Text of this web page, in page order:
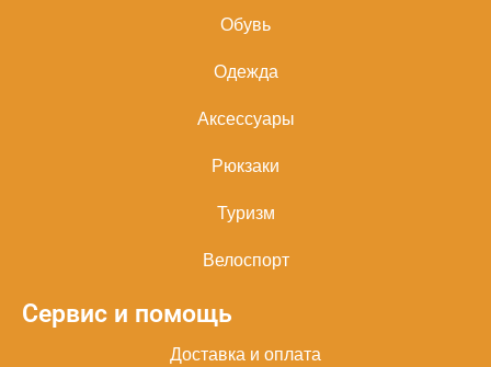
Обувь
Одежда
Аксессуары
Рюкзаки
Туризм
Велоспорт
Сервис и помощь
Доставка и оплата